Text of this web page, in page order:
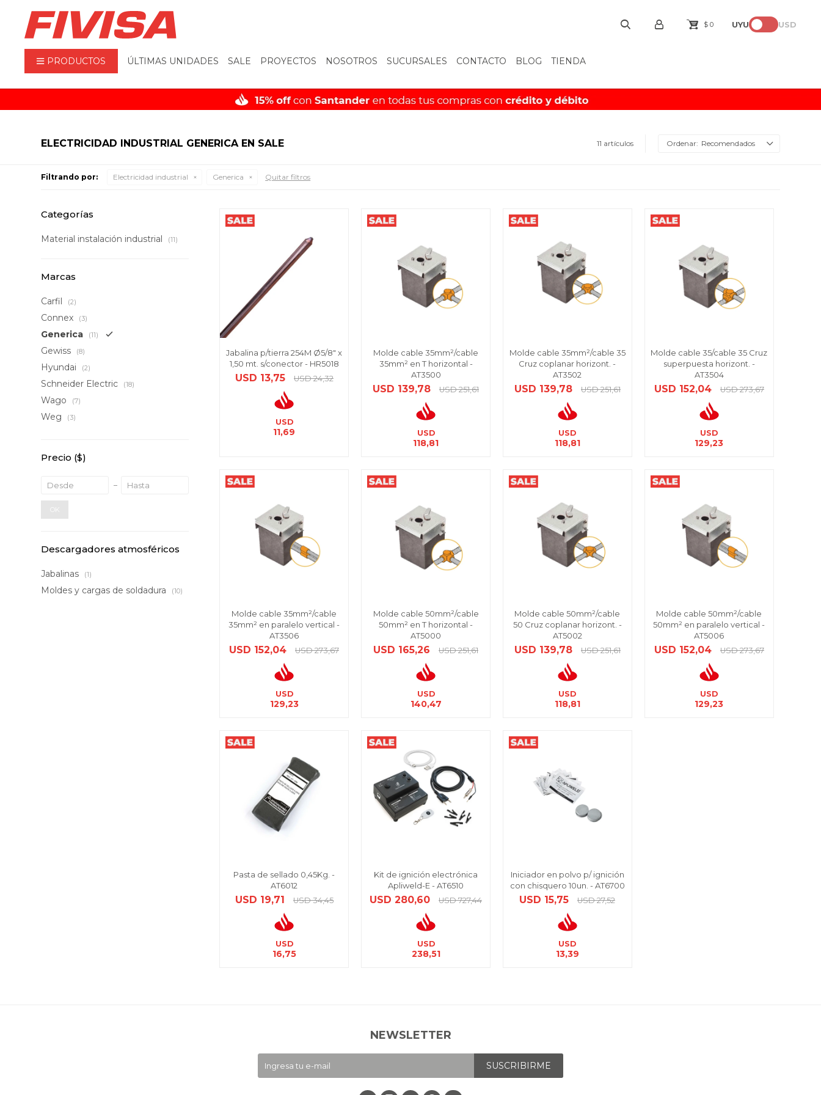
PRODUCTOS ÚLTIMAS UNIDADES SALE PROYECTOS NOSOTROS SUCURSALES CONTACTO BLOG TIENDA
$ 0 UYU USD
ELECTRICIDAD INDUSTRIAL GENERICA EN SALE 11 artículos Recomendados
Filtrando por: Electricidad industrial Generica Quitar filtros
Jabalina p/tierra 254M Ø5/8" x
1,50 mt. s/conector - HR5018
USD 13,75 USD 24,32
USD
11,69
Molde cable 35mm²/cable
35mm² en T horizontal -
AT3500
USD 139,78 USD 251,61
USD
118,81
Molde cable 35mm²/cable 35
Cruz coplanar horizont. -
AT3502
USD 139,78 USD 251,61
USD
118,81
Molde cable 35/cable 35 Cruz
superpuesta horizont. -
AT3504
USD 152,04 USD 273,67
USD
129,23
Molde cable 35mm²/cable
35mm² en paralelo vertical -
AT3506
USD 152,04 USD 273,67
USD
129,23
Molde cable 50mm²/cable
50mm² en T horizontal -
AT5000
USD 165,26 USD 251,61
USD
140,47
Molde cable 50mm²/cable
50 Cruz coplanar horizont. -
AT5002
USD 139,78 USD 251,61
USD
118,81
Molde cable 50mm²/cable
50mm² en paralelo vertical -
AT5006
USD 152,04 USD 273,67
USD
129,23
Pasta de sellado 0,45Kg. -
AT6012
USD 19,71 USD 34,45
USD
16,75
Kit de ignición electrónica
Apliweld-E - AT6510
USD 280,60 USD 727,44
USD
238,51
Iniciador en polvo p/ ignición
con chisquero 10un. - AT6700
USD 15,75 USD 27,52
USD
13,39
Categorías
Material instalación industrial (11)
Marcas
Carfil (2)
Connex (3)
Generica (11)
Gewiss (8)
Hyundai (2)
Schneider Electric (18)
Wago (7)
Weg (3)
Precio ($)
OK
Descargadores atmosféricos
Jabalinas (1)
Moldes y cargas de soldadura (10)
NEWSLETTER
SUSCRIBIRME